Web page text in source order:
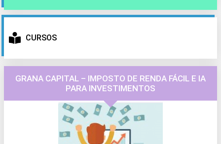
CURSOS
GRANA CAPITAL – IMPOSTO DE RENDA FÁCIL E IA
PARA INVESTIMENTOS